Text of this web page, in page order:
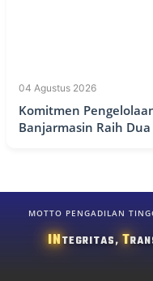
04 Agustus 2026
Komitmen
Banjarmasin Raih
MOTTO PENGADILAN
INTEGRITAS,T